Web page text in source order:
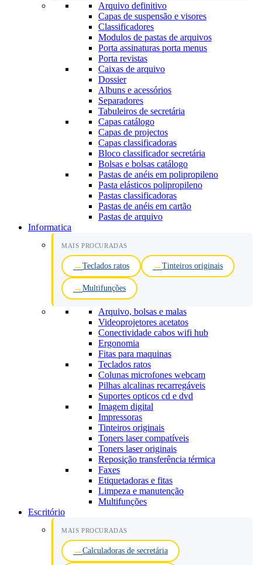
Arquivo definitivo
Capas de suspensão e visores
Classificadores
Modulos de pastas de arquivos
Porta assinaturas porta menus
Porta revistas
Caixas de arquivo
Dossier
Albuns e acessórios
Separadores
Tabuleiros de secretária
Capas catálogo
Capas de projectos
Capas classificadoras
Bloco classificador secretária
Bolsas e bolsas catálogo
Pastas de anéis em polipropileno
Pasta elásticos polipropileno
Pastas classificadoras
Pastas de anéis em cartão
Pastas de arquivo
Informatica
MAIS PROCURADAS
Teclados ratos Tinteiros originais
Multifunções
Arquivo, bolsas e malas
Videoprojetores acetatos
Conectividade cabos wifi hub
Ergonomia
Fitas para maquinas
Teclados ratos
Colunas microfones webcam
Pilhas alcalinas recarregáveis
Suportes opticos cd e dvd
Imagem digital
Impressoras
Tinteiros originais
Toners laser compatíveis
Toners laser originais
Reposição transferência térmica
Faxes
Etiquetadoras e fitas
Limpeza e manutenção
Multifunções
Escritório
MAIS PROCURADAS
Calculadoras de secretária